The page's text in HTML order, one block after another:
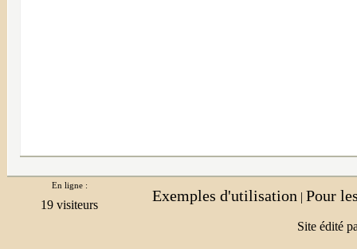
En ligne :
Exemples d'utilisation | Pour
Site édité